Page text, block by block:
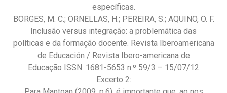
específicas.
BORGES, M. C.; ORNELLAS, H.; PEREIRA, S.; AQUINO, O. F.
Inclusão versus integração: a problemática das
políticas e da formação docente. Revista Iberoamericana
de Educación / Revista Ibero-americana de
Educação ISSN: 1681-5653 n.º 59/3 – 15/07/12
Excerto 2: